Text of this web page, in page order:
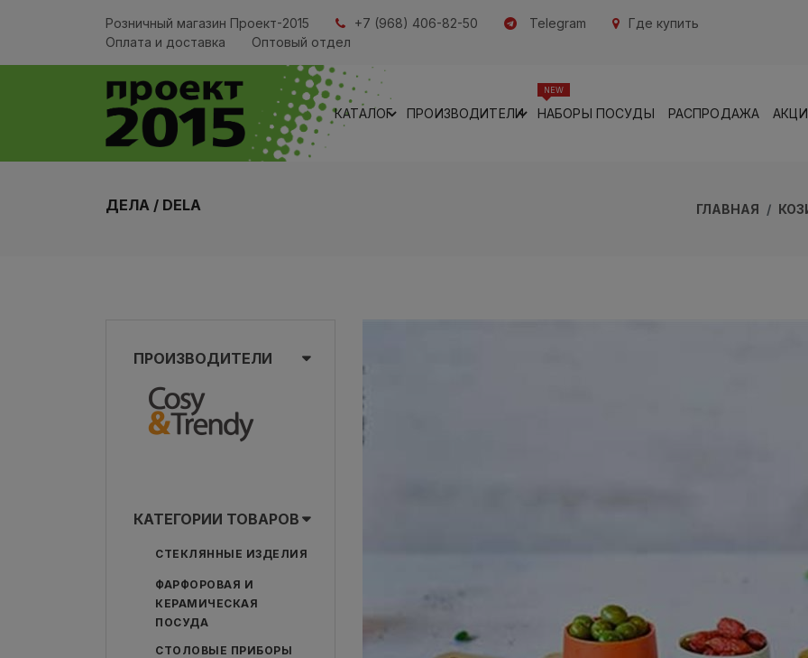
Розничный магазин Проект-2015 +7 (968) 406-82-50 Telegram
Где купить
Оплата и доставка
Оптовый отдел
КАТАЛОГ ПРОИЗВОДИТЕЛИ НАБОРЫ ПОСУДЫ
NEW
РАСПРОДАЖА
ДЕЛА / DELA ГЛАВНАЯ
ПРОИЗВОДИТЕЛИ
КАТЕГОРИИ ТОВАРОВ
СТЕКЛЯННЫЕ ИЗДЕЛИЯ
ФАРФОРОВАЯ И
КЕРАМИЧЕСКАЯ
ПОСУДА
СТОЛОВЫЕ ПРИБОРЫ